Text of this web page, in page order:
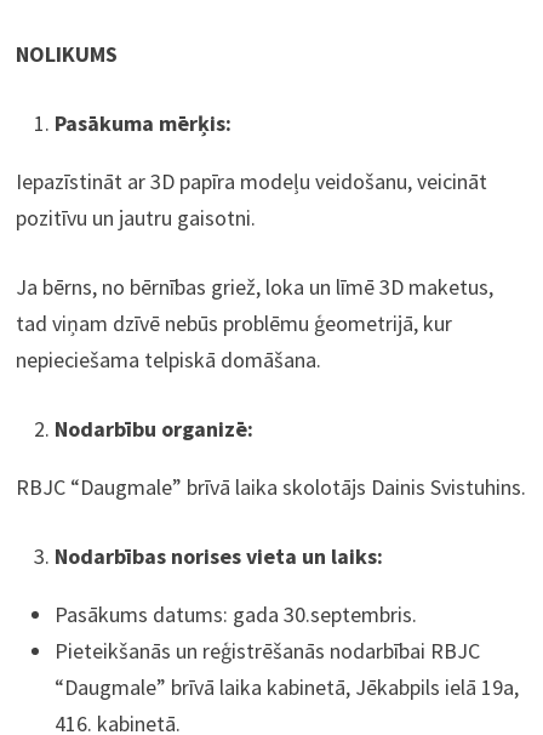
NOLIKUMS
Pasākuma mērķis:
Iepazīstināt ar 3D papīra modeļu veidošanu, veicināt
pozitīvu un jautru gaisotni.
Ja bērns, no bērnības griež, loka un līmē 3D maketus,
tad viņam dzīvē nebūs problēmu ģeometrijā, kur
nepieciešama telpiskā domāšana.
Nodarbību organizē:
RBJC “Daugmale” brīvā laika skolotājs Dainis Svistuhins.
Nodarbības norises vieta un laiks:
Pasākums datums: gada 30.septembris.
Pieteikšanās un reģistrēšanās nodarbībai RBJC
“Daugmale” brīvā laika kabinetā, Jēkabpils ielā 19a,
416. kabinetā.